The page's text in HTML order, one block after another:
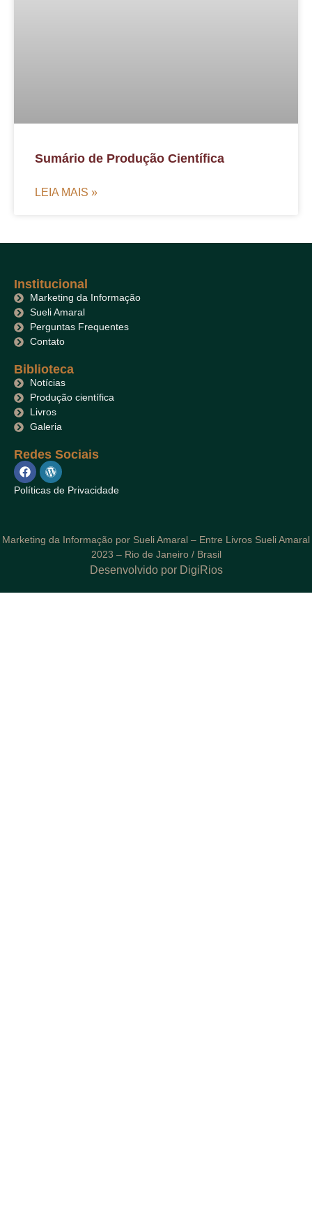
Sumário de Produção Científica
LEIA MAIS »
Institucional
Marketing da Informação
Sueli Amaral
Perguntas Frequentes
Contato
Biblioteca
Notícias
Produção científica
Livros
Galeria
Redes Sociais
Políticas de Privacidade
Marketing da Informação por Sueli Amaral – Entre Livros Sueli Amaral
2023 – Rio de Janeiro / Brasil
Desenvolvido por DigiRios